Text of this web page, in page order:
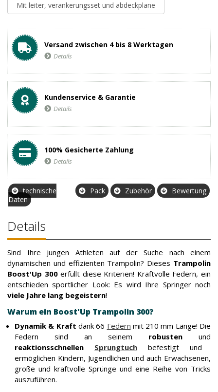
Mit leiter, verankerungsset und abdeckplane
Versand zwischen 4 bis 8 Werktagen
Details
Kundenservice & Garantie
Details
100% Gesicherte Zahlung
Details
technische
Daten
Pack Zubehör Bewertung
Details
Sind Ihre jungen Athleten auf der Suche nach einem
dynamischen und effizienten Trampolin? Dieses Trampolin
Boost'Up 300erfüllt diese Kriterien! Kraftvolle Federn, ein
entschieden sportlicher Look: Es wird Ihre Springer noch
viele Jahre lang begeistern!
Warum ein Boost'Up Trampolin 300?
Dynamik & Kraft dank 66 Federn mit 210 mm Länge! Die
Federn sind an seinem robusten und
reaktionsschnellen Sprungtuch befestigt und
ermöglichen Kindern, Jugendlichen und auch Erwachsenen,
große und kraftvolle Sprünge und eine Reihe von Tricks
auszuführen.